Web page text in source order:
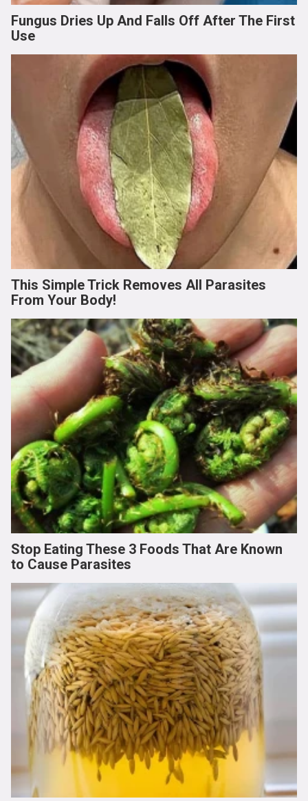
Fungus Dries Up And Falls Off After The First
Use
This Simple Trick Removes All Parasites
From Your Body!
Stop Eating These 3 Foods That Are Known
to Cause Parasites